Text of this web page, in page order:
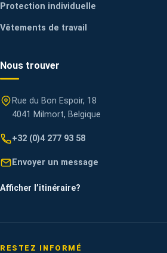
Protection individuelle
Vêtements de travail
Nous trouver
Rue du Bon Espoir, 18
4041 Milmort, Belgique
+32 (0)4 277 93 58
Envoyer un message
Afficher l’itinéraire?
RESTEZ INFORMÉ